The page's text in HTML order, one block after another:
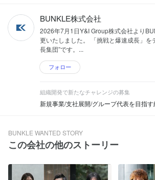
BUNKLE株式会社
2026年7月1日Y&I Group株式会社より
更いたしました。 「挑戦と爆速成長」を
長集団”です。...
フォロー
組織開発で新たなチャレンジの募集
新規事業/支社展開/グループ代表を目指す
BUNKLE WANTED STORY
この会社の他のストーリー